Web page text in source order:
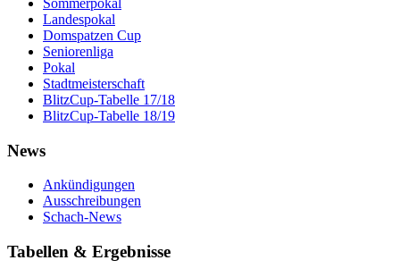
Landespokal
Domspatzen Cup
Seniorenliga
Pokal
Stadtmeisterschaft
BlitzCup-Tabelle 17/18
BlitzCup-Tabelle 18/19
News
Ankündigungen
Ausschreibungen
Schach-News
Tabellen & Ergebnisse